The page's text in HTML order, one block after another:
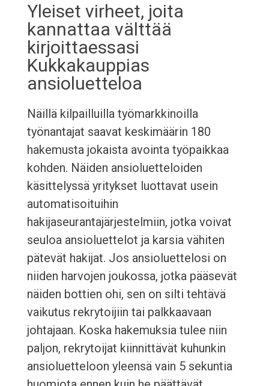
Yleiset virheet, joita
kannattaa välttää
kirjoittaessasi
Kukkakauppias
ansioluetteloa
Näillä kilpailluilla työmarkkinoilla
työnantajat saavat keskimäärin 180
hakemusta jokaista avointa työpaikkaa
kohden. Näiden ansioluetteloiden
käsittelyssä yritykset luottavat usein
automatisoituihin
hakijaseurantajärjestelmiin, jotka voivat
seuloa ansioluettelot ja karsia vähiten
pätevät hakijat. Jos ansioluettelosi on
niiden harvojen joukossa, jotka pääsevät
näiden bottien ohi, sen on silti tehtävä
vaikutus rekrytoijiin tai palkkaavaan
johtajaan. Koska hakemuksia tulee niin
paljon, rekrytoijat kiinnittävät kuhunkin
ansioluetteloon yleensä vain 5 sekuntia